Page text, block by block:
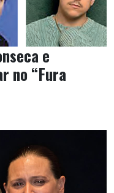
e
no “Fura